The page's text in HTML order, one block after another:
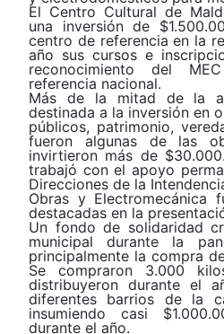
El Centro Cultural de
una inversión de
centro de referencia en la
año sus cursos e
reconocimiento del
referencia nacional.
Más de la mitad de la
destinada a la inversión en
públicos, patrimonio,
fueron algunas de las
invirtieron más de
trabajó con el apoyo
Direcciones de la
Obras y Electromecánica
destacadas en la
Un fondo de solidaridad
municipal durante la
principalmente la compra
Se compraron 3.000
distribuyeron durante el
diferentes barrios de la
insumiendo casi
durante el año.